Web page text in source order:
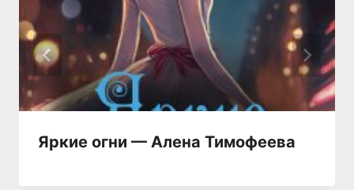
Яркие огни — Алена Тимофеева